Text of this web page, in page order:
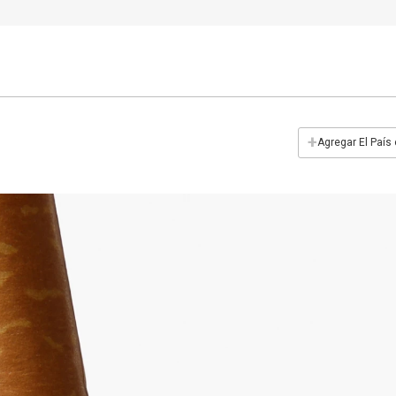
+Agregar El País